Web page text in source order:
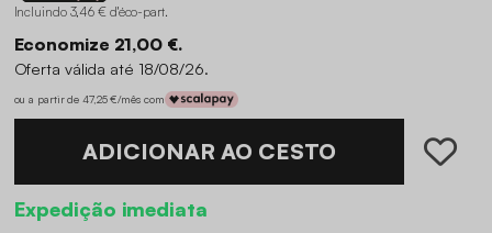
Incluindo 3,46 € d'éco-part.
Economize 21,00 €.
Oferta válida até 18/08/26.
ou a partir de 47,25 €/mês com
ADICIONAR AO CESTO
Expedição imediata